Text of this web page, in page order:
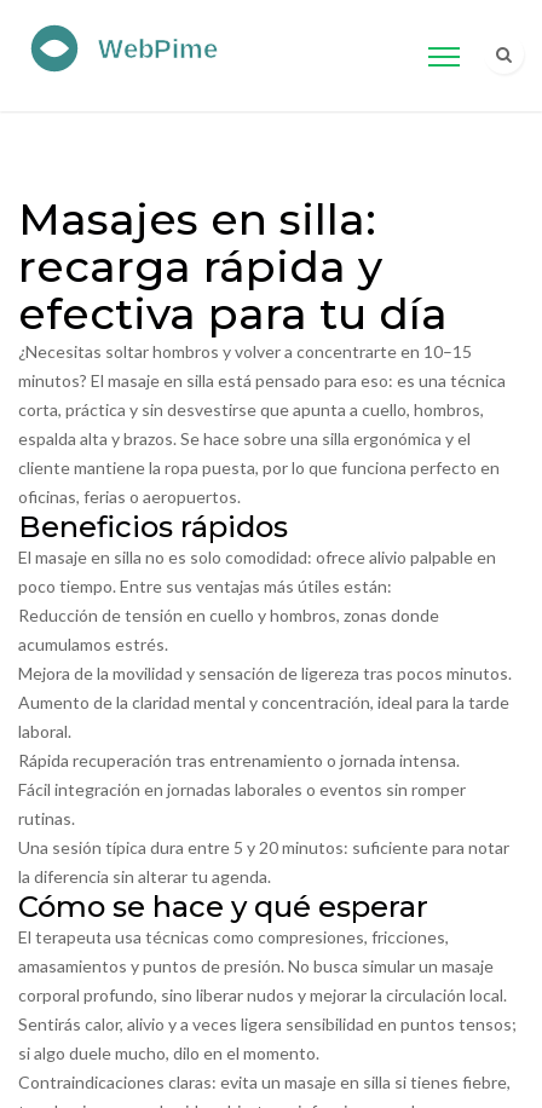
Masajes en silla:
recarga rápida y
efectiva para tu día
¿Necesitas soltar hombros y volver a concentrarte en 10–15
minutos? El masaje en silla está pensado para eso: es una técnica
corta, práctica y sin desvestirse que apunta a cuello, hombros,
espalda alta y brazos. Se hace sobre una silla ergonómica y el
cliente mantiene la ropa puesta, por lo que funciona perfecto en
oficinas, ferias o aeropuertos.
Beneficios rápidos
El masaje en silla no es solo comodidad: ofrece alivio palpable en
poco tiempo. Entre sus ventajas más útiles están:
Reducción de tensión en cuello y hombros, zonas donde
acumulamos estrés.
Mejora de la movilidad y sensación de ligereza tras pocos minutos.
Aumento de la claridad mental y concentración, ideal para la tarde
laboral.
Rápida recuperación tras entrenamiento o jornada intensa.
Fácil integración en jornadas laborales o eventos sin romper
rutinas.
Una sesión típica dura entre 5 y 20 minutos: suficiente para notar
la diferencia sin alterar tu agenda.
Cómo se hace y qué esperar
El terapeuta usa técnicas como compresiones, fricciones,
amasamientos y puntos de presión. No busca simular un masaje
corporal profundo, sino liberar nudos y mejorar la circulación local.
Sentirás calor, alivio y a veces ligera sensibilidad en puntos tensos;
si algo duele mucho, dilo en el momento.
Contraindicaciones claras: evita un masaje en silla si tienes fiebre,